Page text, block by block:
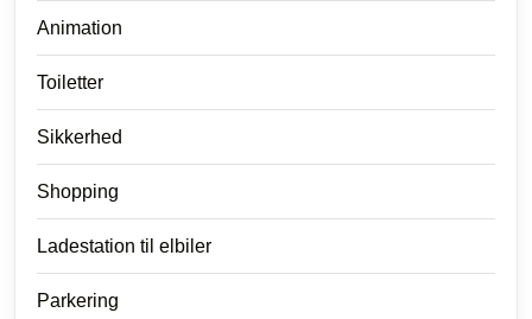
Animation
Toiletter
Sikkerhed
Shopping
Ladestation til elbiler
Parkering